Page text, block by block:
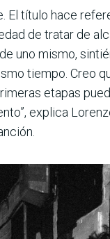
El título hace
de tratar de
uno mismo,
tiempo. Creo
etapas
explica